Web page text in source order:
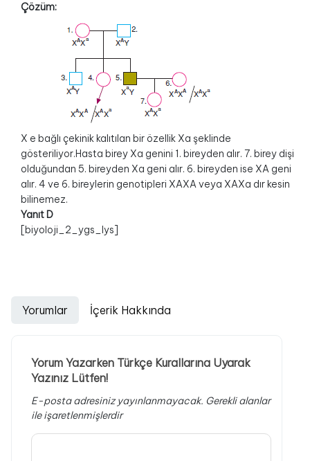
Çözüm:
X e bağlı çekinik kalıtılan bir özellik Xa şeklinde
gösteriliyor.Hasta birey Xa genini 1. bireyden alır. 7. birey dişi
olduğundan 5. bireyden Xa geni alır. 6. bireyden ise XA geni
alır. 4 ve 6. bireylerin genotipleri XAXA veya XAXa dır kesin
bilinemez.
Yanıt D
[biyoloji_2_ygs_lys]
Yorumlar İçerik Hakkında
Yorum Yazarken Türkçe Kurallarına Uyarak
Yazınız Lütfen!
E-posta adresiniz yayınlanmayacak. Gerekli alanlar
ile işaretlenmişlerdir